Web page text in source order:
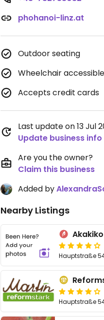
phohanoi-linz.at
Outdoor seating
Wheelchair accessible
Accepts credit cards
Last update on 13 Jul
Update business info
Are you the owner?
Claim this business
Added by
Nearby Listings
Hauptstraße
Hauptstraße